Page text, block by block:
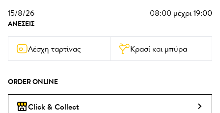
15/8/26 08:00 μέχρι19:00
ΑΝΈΣΕΙΣ
Λέσχη ταρτίνας Κρασί και μπύρα
ORDER ONLINE
Click & Collect